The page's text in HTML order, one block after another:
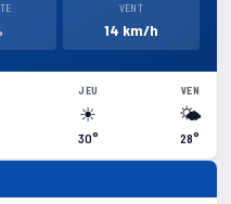
VENT
14 km/h
JEU
☀
30°
VEN
🌤
28°